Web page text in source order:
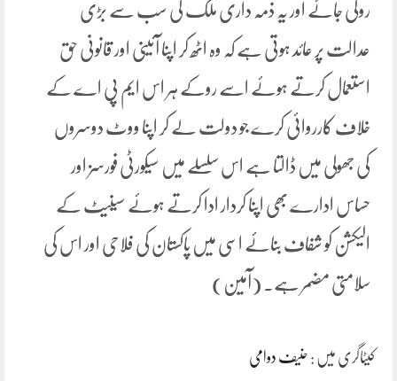
روکی جائے اور یہ ذمہ داری ملک کی سب سے بڑی
عدالت پر عائد ہوتی ہے کہ وہ اٹھ کر اپنا آئینی اور قانونی حق
استعمال کرتے ہوئے اسے روکے ہر اس ایم پی اے کے
خلاف کارروائی کرے جو دولت لے کر اپنا ووٹ دوسروں
کی جھولی میں ڈالتا ہے اس سلسلے میں سیکورٹی فورسز اور
حساس ادارے بھی اپنا کردار ادا کرتے ہوئے سینیٹ کے
الیکشن کو شفاف بنائے اسی میں پاکستان کی فلاحی اور اس کی
سلامتی مضمر ہے۔ (آمین)
کیٹاگری میں : حنیف دوامی